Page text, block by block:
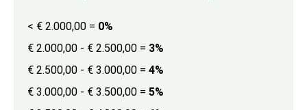
< € 2.000,00 = 0%
€ 2.000,00 - € 2.500,00 = 3%
€ 2.500,00 - € 3.000,00 = 4%
€ 3.000,00 - € 3.500,00 = 5%